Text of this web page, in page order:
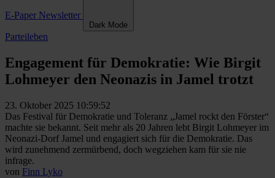
E-Paper Newsletter
Dark Mode
Parteileben
Engagement für Demokratie: Wie Birgit
Lohmeyer den Neonazis in Jamel trotzt
23. Oktober 2025 10:59:52
Das Festival für Demokratie und Toleranz „Jamel rockt den Förster“
machte sie bekannt. Seit mehr als 20 Jahren lebt Birgit Lohmeyer im
Neonazi-Dorf Jamel und engagiert sich für die Demokratie. Das
wird zunehmend zermürbend, doch wegziehen kam für sie nie
infrage.
von Finn Lyko